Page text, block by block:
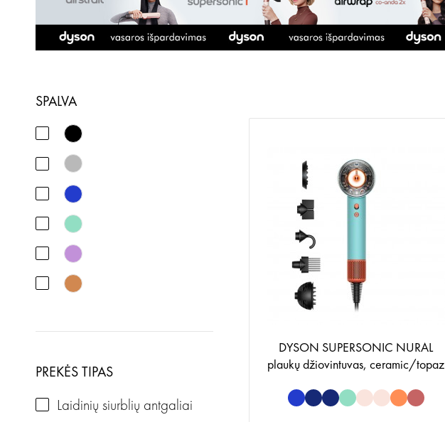
SPALVA
PREKĖS TIPAS
Laidinių siurblių antgaliai
DYSON SUPERSONIC NURAL
plaukų džiovintuvas, ceramic/topaz